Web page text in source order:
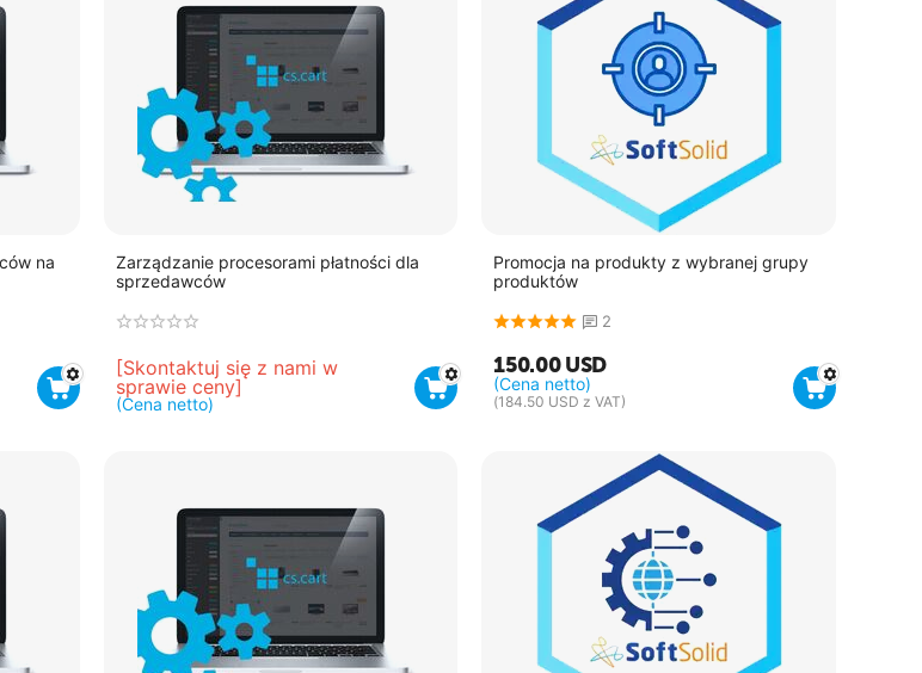
na
Zarządzanie procesorami płatności dla
sprzedawców
[Skontaktuj się z nami w
sprawie ceny]
(Cena netto)
Promocja na produkty z wybranej grupy
produktów
2
150.00 USD
(Cena netto)
(184.50 USD z VAT)